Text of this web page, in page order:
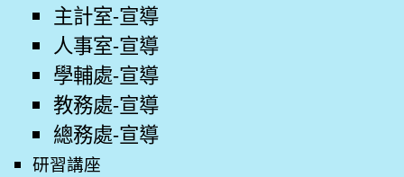
主計室-宣導
人事室-宣導
學輔處-宣導
教務處-宣導
總務處-宣導
研習講座